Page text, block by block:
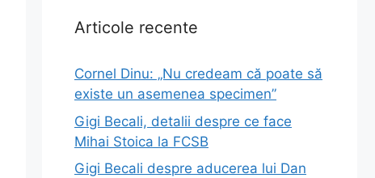
Articole recente
Cornel Dinu: „Nu credeam că poate să
existe un asemenea specimen”
Gigi Becali, detalii despre ce face
Mihai Stoica la FCSB
Gigi Becali despre aducerea lui Dan